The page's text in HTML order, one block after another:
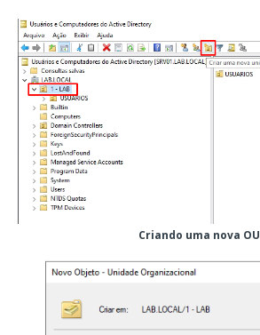
Criando uma nova OU